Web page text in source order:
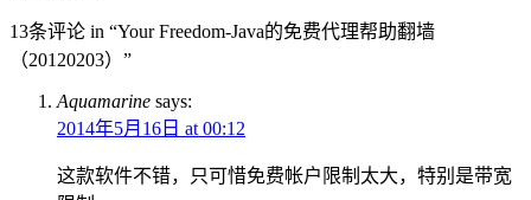
13条评论 in “Your Freedom-Java的免费代理帮助翻墙
（20120203）”
Aquamarine says:
2014年5月16日 at 00:12
这款软件不错，只可惜免费帐户限制太大，特别是带宽